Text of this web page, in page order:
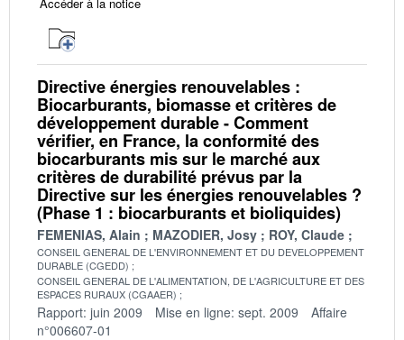
Directive énergies renouvelables :
Biocarburants, biomasse et critères de
développement durable - Comment
vérifier, en France, la conformité des
biocarburants mis sur le marché aux
critères de durabilité prévus par la
Directive sur les énergies renouvelables ?
(Phase 1 : biocarburants et bioliquides)
FEMENIAS, Alain MAZODIER, Josy ROY, Claude
CONSEIL GENERAL DE L'ENVIRONNEMENT ET DU DEVELOPPEMENT
DURABLE (CGEDD)
CONSEIL GENERAL DE L'ALIMENTATION, DE L'AGRICULTURE ET DES
ESPACES RURAUX (CGAAER)
Rapport: juin 2009 Mise en ligne: sept. 2009
Affaire
n°006607-01